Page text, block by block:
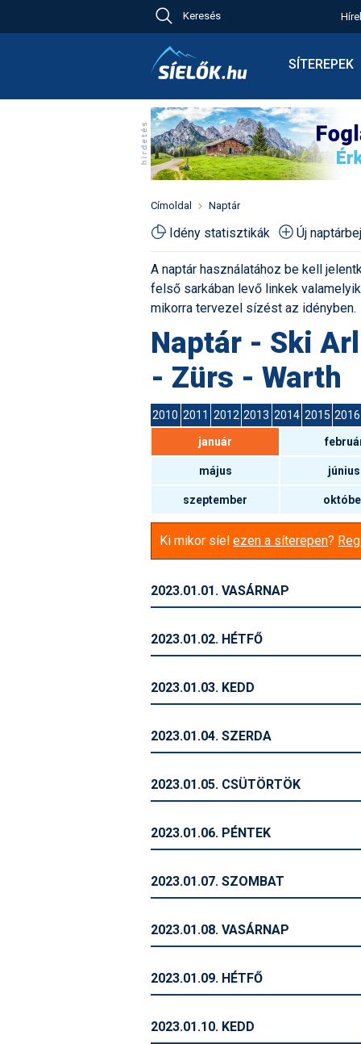
Keresés
SÍTEREPEK
Síbérletárak
Toplista
Havazás
Webkamerák
Fotók
Címoldal Naptár
Idény statisztikák Új
A naptár használatához be kell
felső sarkában levő linkek
mikorra tervezel sízést az idényben.
Naptár - Ski
- Zürs - Warth
2010 2011 2012 2013 2014 2015 2016
január
május június
szeptember
Ki mikor síel ezen a síterepen?
2023.01.01. VASÁRNAP
2023.01.02. HÉTFŐ
2023.01.03. KEDD
2023.01.04. SZERDA
2023.01.05. CSÜTÖRTÖK
2023.01.06. PÉNTEK
2023.01.07. SZOMBAT
2023.01.08. VASÁRNAP
2023.01.09. HÉTFŐ
2023.01.10. KEDD